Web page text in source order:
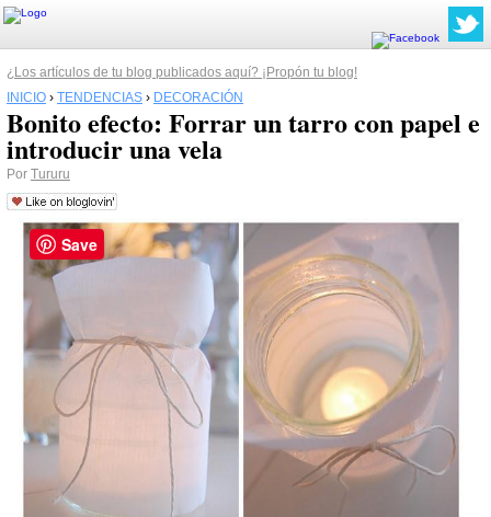
¿Los artículos de tu blog publicados aquí? ¡Propón tu blog!
INICIO › TENDENCIAS › DECORACIÓN
Bonito efecto: Forrar un tarro con papel e
introducir una vela
Por Tururu
Save